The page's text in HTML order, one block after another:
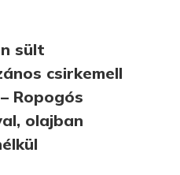
sült
csirkemell
Ropogós
olajban